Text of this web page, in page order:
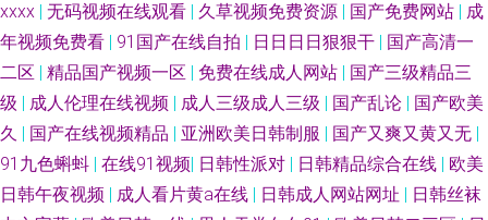
xxxx | 无码视频在线观看 | 久草视频免费资源 | 国产免费网站 | 成
年视频免费看 | 91国产在线自拍 | 日日日日狠狠干 | 国产高清一
二区 | 精品国产视频一区 | 免费在线成人网站 | 国产三级精品三
级 | 成人伦理在线视频 | 成人三级成人三级 | 国产乱论 | 国产欧美
久 | 国产在线视频精品 | 亚洲欧美日韩制服 | 国产又爽又黄又无 |
91九色蝌蚪 | 在线91视频| 日韩性派对 | 日韩精品综合在线 | 欧美
日韩午夜视频 | 成人看片黄a在线 | 日韩成人网站网址 | 日韩丝袜